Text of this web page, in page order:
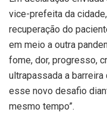
vice-prefeita da
recuperação do
em meio a outra
fome, dor, progresso,
ultrapassada a
esse novo desafio
mesmo tempo”.